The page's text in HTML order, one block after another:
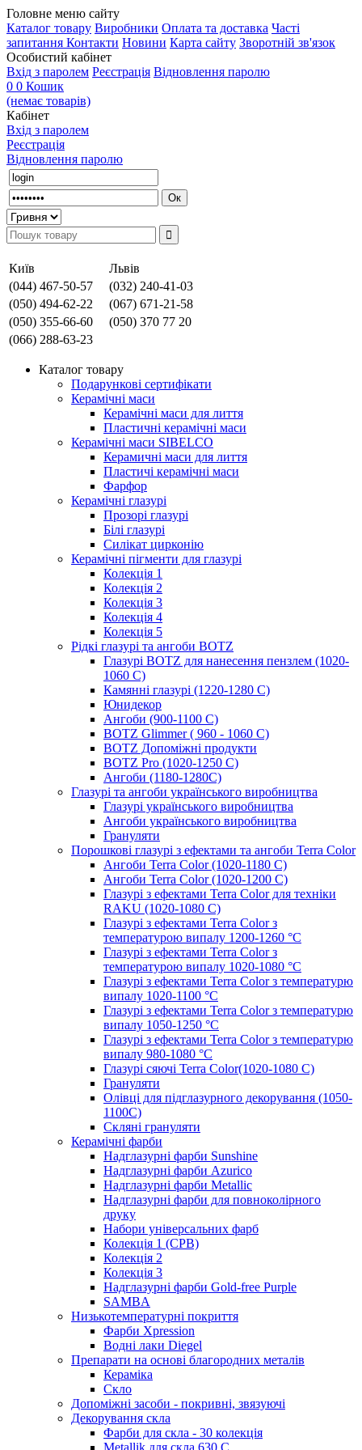
Головне меню сайту
Каталог товару Виробники Оплата та доставка Часті
запитання Контакти Новини Карта сайту Зворотній зв'язок
Особистий кабінет
Вхід з паролем Реєстрація Відновлення паролю
0 0 Кошик
(немає товарів)
Кабінет
Вхід з паролем
Реєстрація
Відновлення паролю
Київ
Львів
(044) 467-50-57
(032) 240-41-03
(050) 494-62-22
(067) 671-21-58
(050) 355-66-60
(050) 370 77 20
(066) 288-63-23
Каталог товару
Подарункові сертифікати
Керамічні маси
Керамічні маси для лиття
Пластичні керамічні маси
Керамічні маси SIBELСO
Керамичні маси для лиття
Пластичі керамічні маси
Фарфор
Керамічні глазурі
Прозорі глазурі
Білі глазурі
Силікат цирконію
Керамічні пігменти для глазурі
Колекція 1
Колекція 2
Колекція 3
Колекція 4
Колекція 5
Рідкі глазурі та ангоби BOTZ
Глазурі BOTZ для нанесення пензлем (1020-
1060 C)
Камянні глазурі (1220-1280 С)
Юнидекор
Ангоби (900-1100 С)
BOTZ Glimmer ( 960 - 1060 С)
BOTZ Допоміжні продукти
BOTZ Pro (1020-1250 C)
Ангоби (1180-1280С)
Глазурі та ангоби українського виробництва
Глазурі українського виробництва
Ангоби українського виробництва
Грануляти
Порошкові глазурі з ефектами та ангоби Terra Color
Ангоби Terra Color (1020-1180 С)
Ангоби Terra Color (1020-1200 С)
Глазурі з ефектами Terra Color для техніки
RAKU (1020-1080 С)
Глазурі з ефектами Terra Color з
температурою випалу 1200-1260 °С
Глазурі з ефектами Terra Color з
температурою випалу 1020-1080 °С
Глазурі з ефектами Terra Color з температурю
випалу 1020-1100 °С
Глазурі з ефектами Terra Color з температурю
випалу 1050-1250 °С
Глазурі з ефектами Terra Color з температурю
випалу 980-1080 °С
Глазурі сяючі Terra Color(1020-1080 С)
Грануляти
Олівці для підглазурного декорування (1050-
1100С)
Скляні грануляти
Керамічні фарби
Надглазурні фарби Sunshine
Надглазурні фарби Azurico
Надглазурні фарби Metallic
Надглазурні фарби для повноколірного
друку
Набори універсальних фарб
Колекція 1 (CPB)
Колекція 2
Колекція 3
Надглазурні фарби Gold-free Purple
SAMBA
Низькотемпературні покриття
Фарби Xpression
Водні лаки Diegel
Препарати на основі благородних металів
Кераміка
Скло
Допоміжні засоби - покривні, звязуючі
Декорування скла
Фарби для скла - 30 колекція
Metallik для скла 630 С